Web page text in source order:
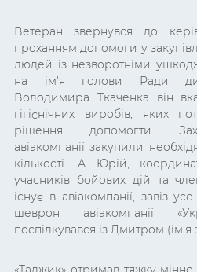
Ветеран звернувся до
проханням допомоги у
людей із незворотніми
на ім'я голови Ради
Володимира Ткаченка він
гігієнічних виробів, яких
рішення допомогти
авіакомпанії закупили
кількості. А Юрій,
учасників бойових дій та
існує в авіакомпанії, завіз
шеврон авіакомпанії
поспілкувався із Дмитром (ім'я